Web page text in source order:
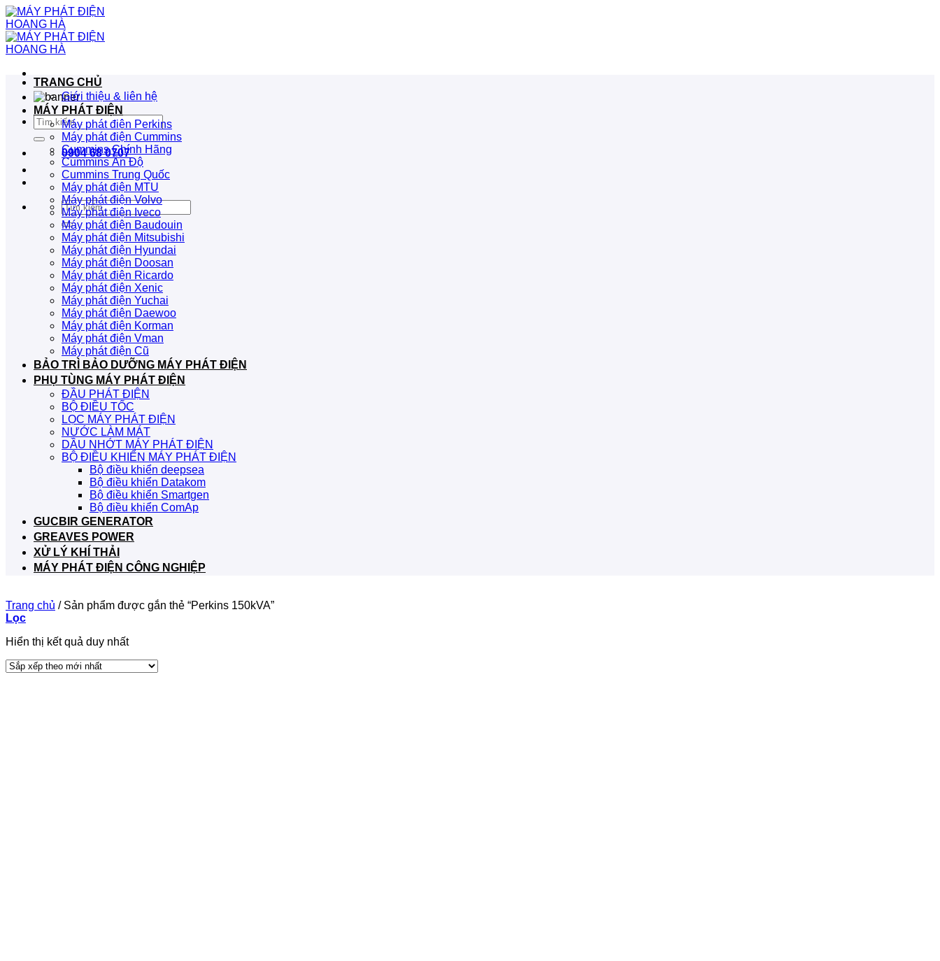
Bỏ
qua
nội
dung
Tìm
kiếm:
0904 68 0707
Tìm
kiếm:
TRANG CHỦ
Giới thiệu & liên hệ
MÁY PHÁT ĐIỆN
Máy phát điện Perkins
Máy phát điện Cummins
Cummins Chính Hãng
Cummins Ấn Độ
Cummins Trung Quốc
Máy phát điện MTU
Máy phát điện Volvo
Máy phát điện Iveco
Máy phát điện Baudouin
Máy phát điện Mitsubishi
Máy phát điện Hyundai
Máy phát điện Doosan
Máy phát điện Ricardo
Máy phát điện Xenic
Máy phát điện Yuchai
Máy phát điện Daewoo
Máy phát điện Korman
Máy phát điện Vman
Máy phát điện Cũ
BẢO TRÌ BẢO DƯỠNG MÁY PHÁT ĐIỆN
PHỤ TÙNG MÁY PHÁT ĐIỆN
ĐẦU PHÁT ĐIỆN
BỘ ĐIỀU TỐC
LỌC MÁY PHÁT ĐIỆN
NƯỚC LÀM MÁT
DẦU NHỚT MÁY PHÁT ĐIỆN
BỘ ĐIỀU KHIỂN MÁY PHÁT ĐIỆN
Bộ điều khiển deepsea
Bộ điều khiển Datakom
Bộ điều khiển Smartgen
Bộ điều khiển ComAp
GUCBIR GENERATOR
GREAVES POWER
XỬ LÝ KHÍ THẢI
MÁY PHÁT ĐIỆN CÔNG NGHIỆP
Trang chủ /Sản phẩm được gắn thẻ “Perkins 150kVA”
Lọc
Hiển thị kết quả duy nhất